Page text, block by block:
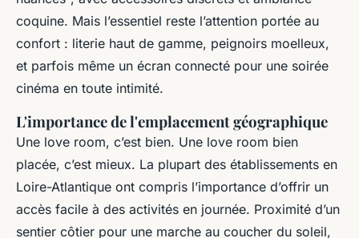
coquine. Mais l’essentiel reste l’attention portée au
confort : literie haut de gamme, peignoirs moelleux,
et parfois même un écran connecté pour une soirée
cinéma en toute intimité.
L'importance de l'emplacement géographique
Une love room, c’est bien. Une love room bien
placée, c’est mieux. La plupart des établissements en
Loire-Atlantique ont compris l’importance d’offrir un
accès facile à des activités en journée. Proximité d’un
sentier côtier pour une marche au coucher du soleil,